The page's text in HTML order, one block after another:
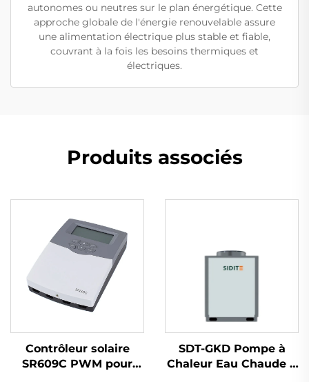
autonomes ou neutres sur le plan énergétique. Cette
approche globale de l'énergie renouvelable assure
une alimentation électrique plus stable et fiable,
couvrant à la fois les besoins thermiques et
électriques.
Produits associés
Contrôleur solaire
SR609C PWM pour
SDT-GKD Pompe à
Chaleur Eau Chaude à